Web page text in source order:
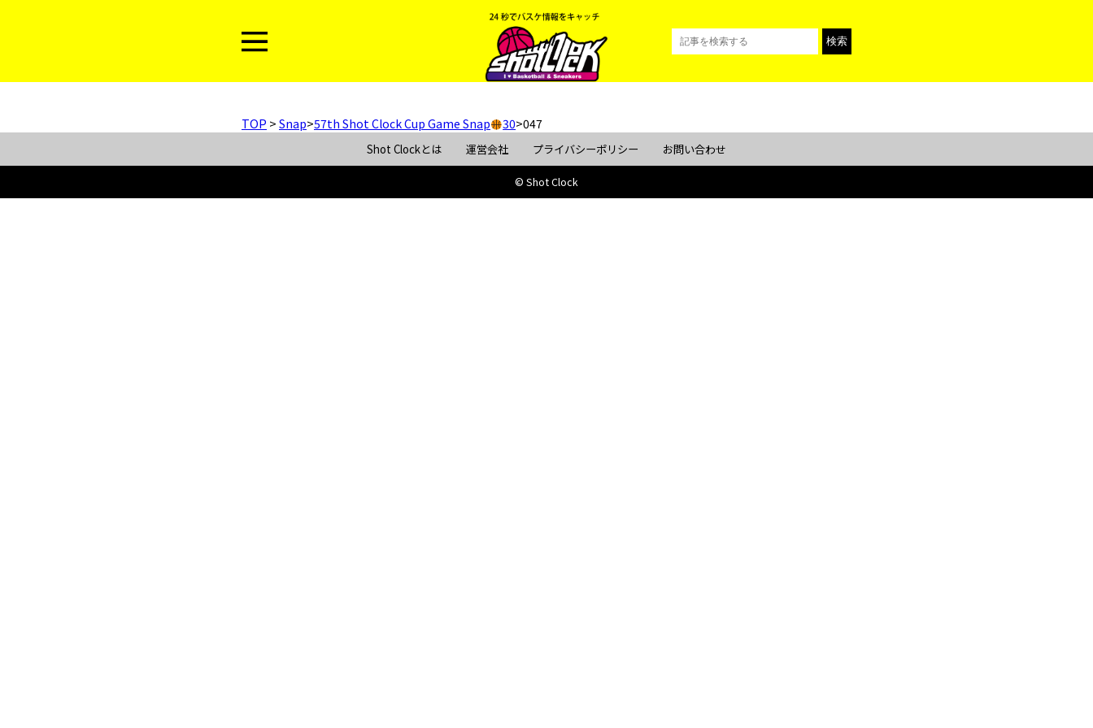
TOP > Snap>57th Shot Clock Cup Game Snap 30>047
Shot Clockとは 運営会社 プライバシーポリシー お問い合わせ
© Shot Clock